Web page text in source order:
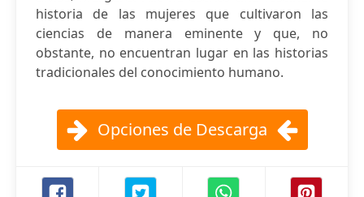
historia de las mujeres que cultivaron las
ciencias de manera eminente y que, no
obstante, no encuentran lugar en las historias
tradicionales del conocimiento humano.
Opciones de Descarga